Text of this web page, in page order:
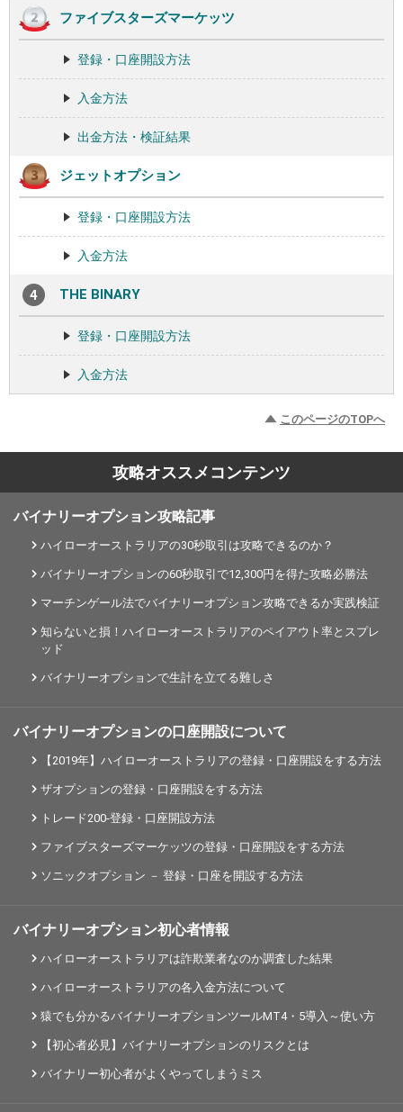
ファイブスターズマーケッツ
登録・口座開設方法
入金方法
出金方法・検証結果
ジェットオプション
登録・口座開設方法
入金方法
THE BINARY
登録・口座開設方法
入金方法
このページのTOPへ
攻略オススメコンテンツ
バイナリーオプション攻略記事
ハイローオーストラリアの30秒取引は攻略できるのか？
バイナリーオプションの60秒取引で12,300円を得た攻略必勝法
マーチンゲール法でバイナリーオプション攻略できるか実践検証
知らないと損！ハイローオーストラリアのペイアウト率とスプレ
ッド
バイナリーオプションで生計を立てる難しさ
バイナリーオプションの口座開設について
【2019年】ハイローオーストラリアの登録・口座開設をする方法
ザオプションの登録・口座開設をする方法
トレード200-登録・口座開設方法
ファイブスターズマーケッツの登録・口座開設をする方法
ソニックオプション － 登録・口座を開設する方法
バイナリーオプション初心者情報
ハイローオーストラリアは詐欺業者なのか調査した結果
ハイローオーストラリアの各入金方法について
猿でも分かるバイナリーオプションツールMT4・5導入～使い方
【初心者必見】バイナリーオプションのリスクとは
バイナリー初心者がよくやってしまうミス